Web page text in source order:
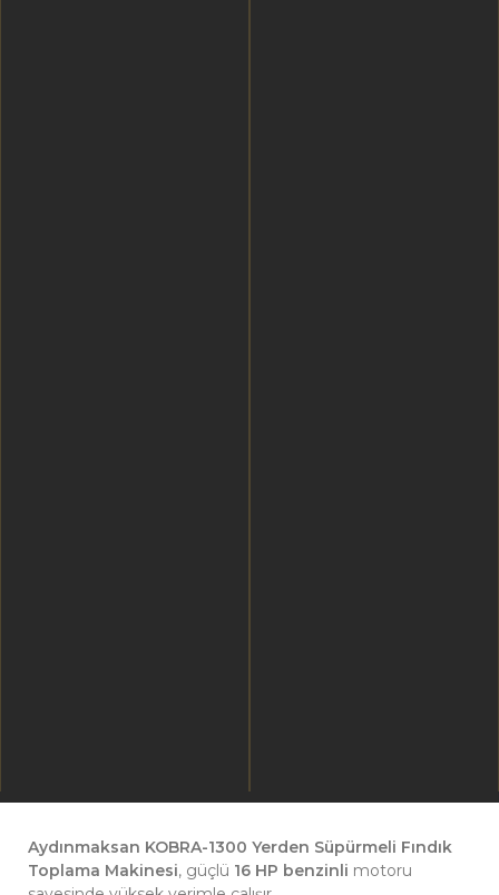
Aydınmaksan KOBRA-1300 Yerden Süpürmeli Fındık
Toplama Makinesi, güçlü 16 HP benzinli motoru